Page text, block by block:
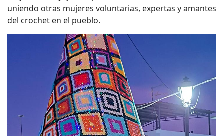
uniendo otras mujeres voluntarias, expertas y amantes
del crochet en el pueblo.